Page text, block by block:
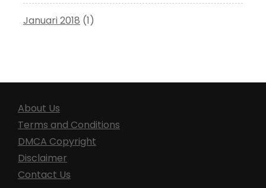
Januari 2018 (1)
About Us
Terms and Conditions
DMCA Copyright
Disclaimer
Contact Us